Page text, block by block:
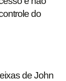
do
de John